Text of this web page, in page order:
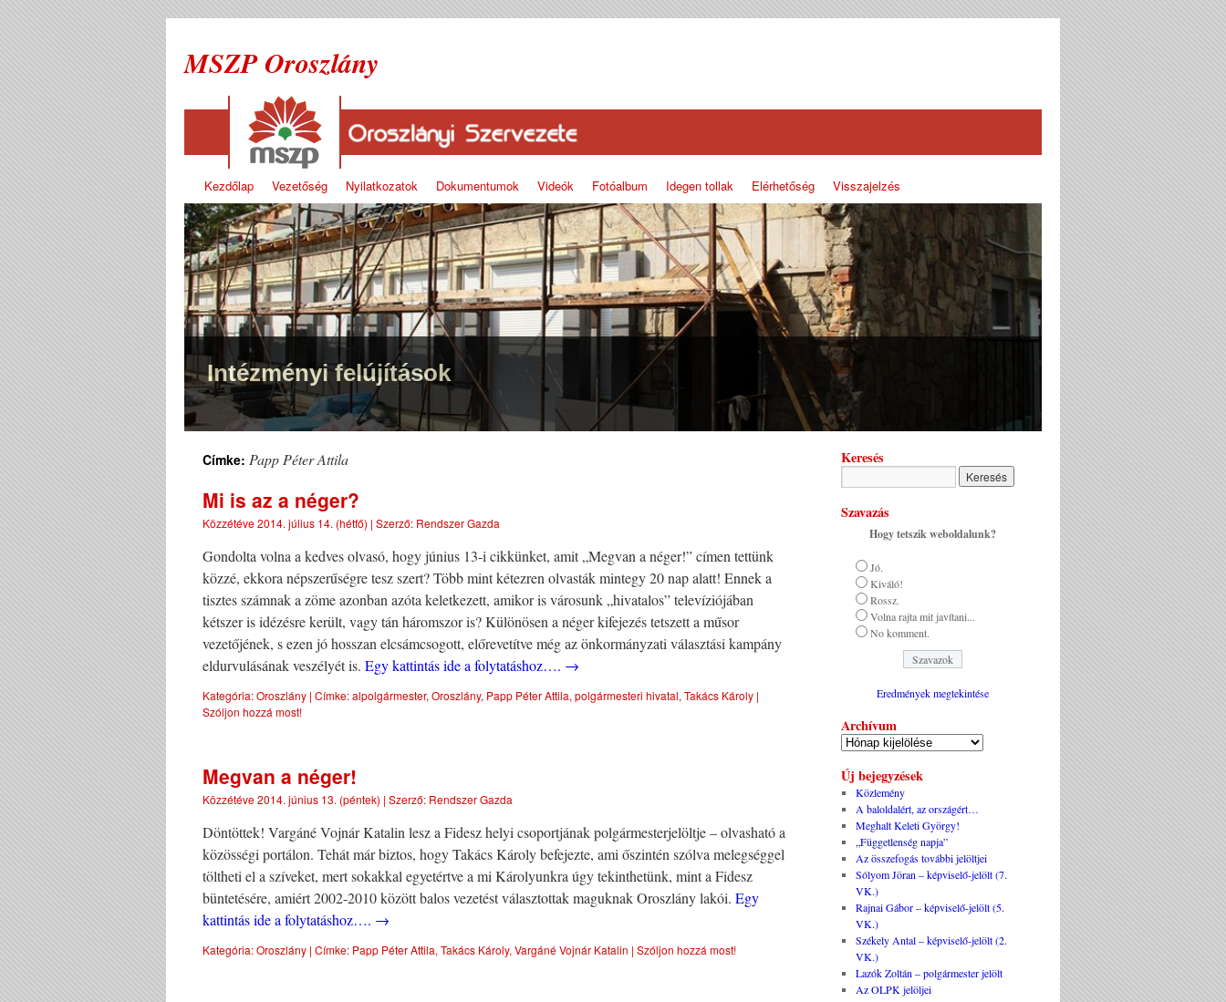
MSZP Oroszlány
Kezdőlap Vezetőség Nyilatkozatok Dokumentumok Videók Fotóalbum Idegen tollak Elérhetőség Visszajelzés
Intézményi felújítások
Címke: Papp Péter Attila
Mi is az a néger?
Közzétéve2014. július 14. (hétfő) | Szerző: Rendszer Gazda
Gondolta volna a kedves olvasó, hogy június 13-i cikkünket, amit „Megvan a néger!” címen tettünk
közzé, ekkora népszerűségre tesz szert? Több mint kétezren olvasták mintegy 20 nap alatt! Ennek a
tisztes számnak a zöme azonban azóta keletkezett, amikor is városunk „hivatalos” televíziójában
kétszer is idézésre került, vagy tán háromszor is? Különösen a néger kifejezés tetszett a műsor
vezetőjének, s ezen jó hosszan elcsámcsogott, előrevetítve még az önkormányzati választási kampány
eldurvulásának veszélyét is. Egy kattintás ide a folytatáshoz…. →
Kategória:Oroszlány | Címke:alpolgármester, Oroszlány, Papp Péter Attila, polgármesteri hivatal, Takács Károly |
Szóljon hozzá most!
Megvan a néger!
Közzétéve2014. június 13. (péntek) | Szerző: Rendszer Gazda
Döntöttek! Vargáné Vojnár Katalin lesz a Fidesz helyi csoportjának polgármesterjelöltje – olvasható a
közösségi portálon. Tehát már biztos, hogy Takács Károly befejezte, ami őszintén szólva melegséggel
töltheti el a szíveket, mert sokakkal egyetértve a mi Károlyunkra úgy tekinthetünk, mint a Fidesz
büntetésére, amiért 2002-2010 között balos vezetést választottak maguknak Oroszlány lakói. Egy
kattintás ide a folytatáshoz…. →
Kategória:Oroszlány | Címke: Papp Péter Attila, Takács Károly, Vargáné Vojnár Katalin | Szóljon hozzá most!
Keresés
Szavazás
Hogy tetszik weboldalunk?
Jó.
Kiváló!
Rossz.
Volna rajta mit javítani...
No komment.
Eredmények megtekintése
Archívum
Új bejegyzések
Közlemény
A baloldalért, az országért…
Meghalt Keleti György!
„Függetlenség napja”
Az összefogás további jelöltjei
Sólyom Jöran – képviselő-jelölt (7.
VK.)
Rajnai Gábor – képviselő-jelölt (5.
VK.)
Székely Antal – képviselő-jelölt (2.
VK.)
Lazók Zoltán – polgármester jelölt
Az OLPK jelöljei